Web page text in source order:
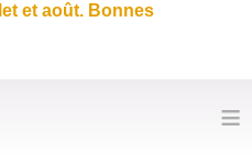
et août. Bonnes
≡